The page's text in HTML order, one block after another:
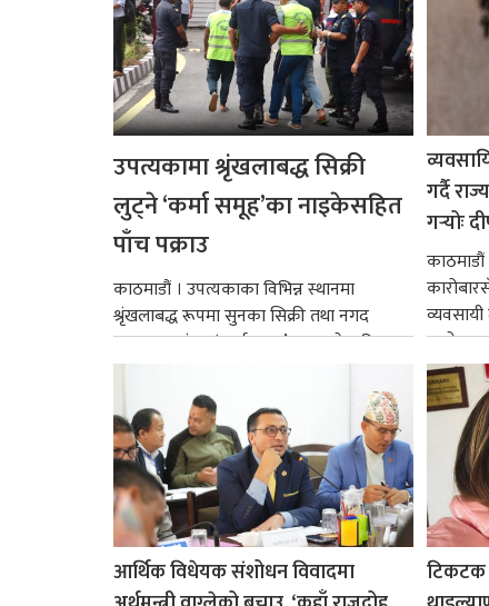
उपत्यकामा श्रृंखलाबद्ध सिक्री
लुट्ने ‘कर्मा समूह’का नाइकेसहित
पाँच पक्राउ
काठमाडौं । उपत्यकाका विभिन्न स्थानमा
श्रृंखलाबद्ध रूपमा सुनका सिक्री तथा नगद
लुटपाटमा संलग्न ‘कर्मा समूह’का नाइकेसहित
पाँच जनालाई प्रहरीले पक्राउ...
गर्दै
गर्‍योः
काठमाडौं
आरोपहरू
आर्थिक विधेयक संशोधन विवादमा
टिकटक